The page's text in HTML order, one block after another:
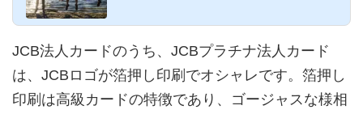
JCB法人カードのうち、JCBプラチナ法人カード
は、JCBロゴが箔押し印刷でオシャレです。箔押し
印刷は高級カードの特徴であり、ゴージャスな様相